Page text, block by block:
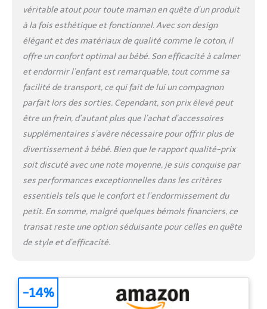
véritable atout pour toute maman en quête d’un produit
à la fois esthétique et fonctionnel. Avec son design
élégant et des matériaux de qualité comme le coton, il
offre un confort optimal au bébé. Son efficacité à calmer
et endormir l’enfant est remarquable, tout comme sa
facilité de transport, ce qui fait de lui un compagnon
parfait lors des sorties. Cependant, son prix élevé peut
être un frein, d’autant plus que l’achat d’accessoires
supplémentaires s’avère nécessaire pour offrir plus de
divertissement à bébé. Bien que le rapport qualité-prix
soit discuté avec une note moyenne, je suis conquise par
ses performances exceptionnelles dans les critères
essentiels tels que le confort et l’endormissement du
petit. En somme, malgré quelques bémols financiers, ce
transat reste une option séduisante pour celles en quête
de style et d’efficacité.
-14%